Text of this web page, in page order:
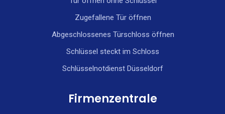
Zugefallene Tür öffnen
Abgeschlossenes Türschloss öffnen
Schlüssel steckt im Schloss
Schlüsselnotdienst Düsseldorf
Firmenzentrale